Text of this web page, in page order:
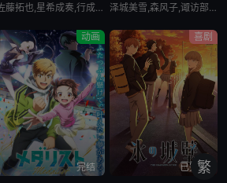
佐藤拓也,星希成奏,行成桃姬,丰口惠美,安田陆矢,日笠阳子,高桥伸也 泽城美雪,森风子,诹访部顺一,诸星堇,松井惠理子,近藤隆,大原沙耶香
动画
完结
喜剧
已完结
繁